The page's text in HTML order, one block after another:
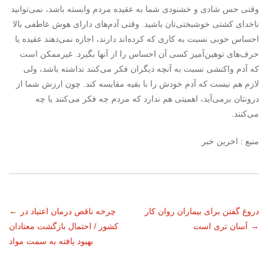
وقتی حس شادی و خشنودی شما به عقیده مردم وابسته باشد، نمی‌توانید
ناخدای کشتی خوشبختی‌تان باشید. وقتی آدم‌های دارای هوش عاطفی بالا
احساس خوبی نسبت به کاری که کرده‌اند دارند، اجازه نمی‌دهند عقیده یا
حرف‌های توهین‌آمیز کسی آن احساس را از آنها بگیرد. غیرممکن است
که آدم واکنشی نسبت به آنچه دیگران فکر می‌کنند نداشته باشد، ولی
لازم هم نیست که آدم خودش را با بقیه مقایسه کند. چون ارزش شما از
درونتان برمی‌آید، اهمیتی هم ندارد که مردم چه فکر می‌کنند یا چه
می‌کنند.
منبع : اخرین خبر
ناوبری
نوشته
←
چرخه ناقص درمان اعتیاد در
کشور / احتمال بازگشت معتادان
بهبود یافته به سمت مواد
دروغ‌ گفتن برای بیماران روان کار
آسان تری است →